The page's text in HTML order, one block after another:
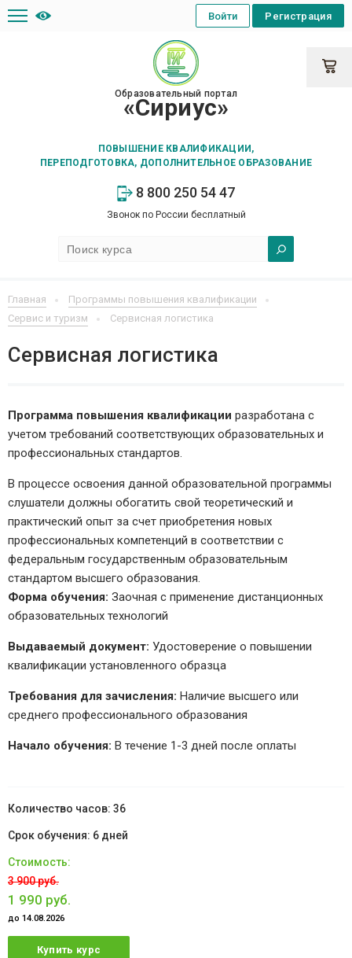
Образовательный портал
«Сириус»
ПОВЫШЕНИЕ КВАЛИФИКАЦИИ,
ПЕРЕПОДГОТОВКА, ДОПОЛНИТЕЛЬНОЕ ОБРАЗОВАНИЕ
8 800 250 54 47
Звонок по России бесплатный
Регистрация
Войти
Главная
Программы повышения квалификации
Сервис и туризм
Сервисная логистика
Сервисная логистика
Программа повышения квалификации разработана с
учетом требований соответствующих образовательных и
профессиональных стандартов.
В процессе освоения данной образовательной программы
слушатели должны обогатить свой теоретический и
практический опыт за счет приобретения новых
профессиональных компетенций в соответствии с
федеральным государственным образовательным
стандартом высшего образования.
Форма обучения: Заочная с применение дистанционных
образовательных технологий
Выдаваемый документ: Удостоверение о повышении
квалификации установленного образца
Требования для зачисления: Наличие высшего или
среднего профессионального образования
Начало обучения: В течение 1-3 дней после оплаты
36
6 дней
3 900 руб.
1 990 руб.
до 14.08.2026
Купить курс